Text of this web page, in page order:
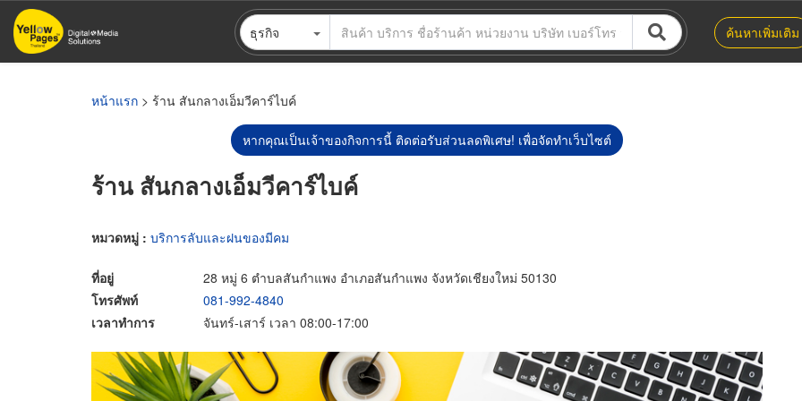
ข้าม
ไป
ธุรกิจ ค้นหาเพิ่มเติม
หน้าแรก > ร้าน สันกลางเอ็มวีคาร์ไบค์
หากคุณเป็นเจ้าของกิจการนี้ ติดต่อรับส่วนลดพิเศษ! เพื่อจัดทำเว็บไซต์
ร้าน สันกลางเอ็มวีคาร์ไบค์
หมวดหมู่ : บริการลับและฝนของมีคม
ที่อยู่
28 หมู่ 6 ตำบลสันกำแพง อำเภอสันกำแพง จังหวัดเชียงใหม่ 50130
โทรศัพท์
081-992-4840
เวลาทำการ
จันทร์-เสาร์ เวลา 08:00-17:00